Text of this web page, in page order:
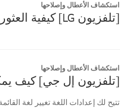
استكشاف الأعطال وإصلاحها
استكشاف الأعطال وإصلاحها
تتيح لك إعدادات اللغة تغيير لغة